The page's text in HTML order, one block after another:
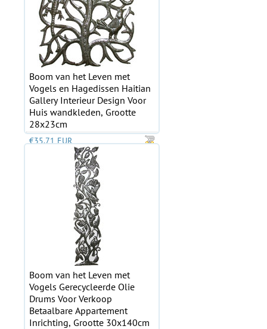
Boom van het Leven met
Vogels en Hagedissen Haitian
Gallery Interieur Design Voor
Huis wandkleden, Grootte
28x23cm
€35.71 EUR
Boom van het Leven met
Vogels Gerecycleerde Olie
Drums Voor Verkoop
Betaalbare Appartement
Inrichting, Grootte 30x140cm